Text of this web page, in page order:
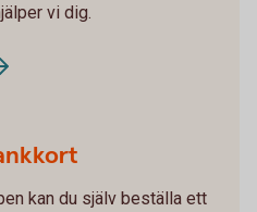
vi dig.
kan du själv beställa ett